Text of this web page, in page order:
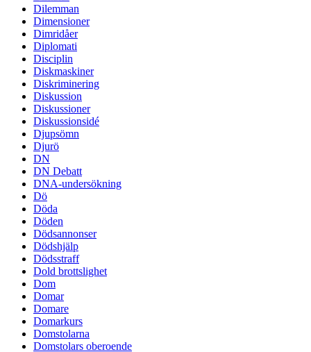
Dilemman
Dimensioner
Dimridåer
Diplomati
Disciplin
Diskmaskiner
Diskriminering
Diskussion
Diskussioner
Diskussionsidé
Djupsömn
Djurö
DN
DN Debatt
DNA-undersökning
Dö
Döda
Döden
Dödsannonser
Dödshjälp
Dödsstraff
Dold brottslighet
Dom
Domar
Domare
Domarkurs
Domstolarna
Domstolars oberoende